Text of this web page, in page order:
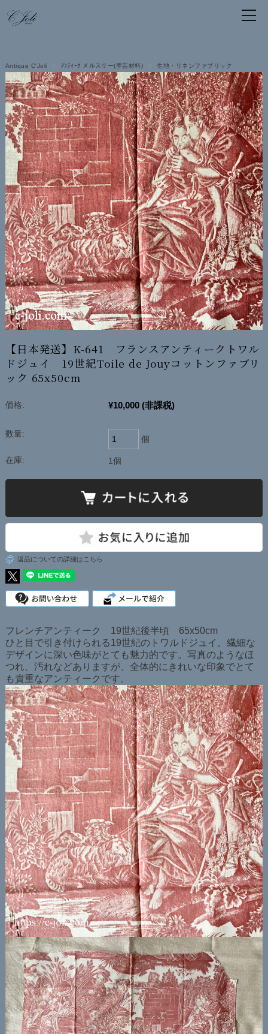
Antique C'Joli ｱﾝﾃｨｰｸ メルスリー(手芸材料) 生地・リネンファブリック
【日本発送】K-641 フランスアンティークトワル
ドジュイ 19世紀Toile de Jouyコットンファブリ
ック 65x50cm
価格: ¥10,000 (非課税)
数量:
個
在庫: 1個
返品についての詳細はこちら
フレンチアンティーク 19世紀後半頃 65x50cm
ひと目で引き付けられる19世紀のトワルドジュイ。繊細な
デザインに深い色味がとても魅力的です。写真のようなほ
つれ、汚れなどありますが、全体的にきれいな印象でとて
も貴重なアンティークです。